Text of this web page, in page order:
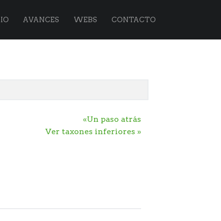
AVANCES WEBS CONTACTO
«Un paso atrás
Ver taxones inferiores »